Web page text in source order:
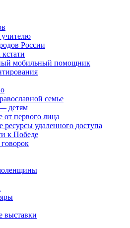
России
кстати
мобильный помощник
семье
детям
от первого лица
ресурсы удаленного доступа
к Победе
выставки